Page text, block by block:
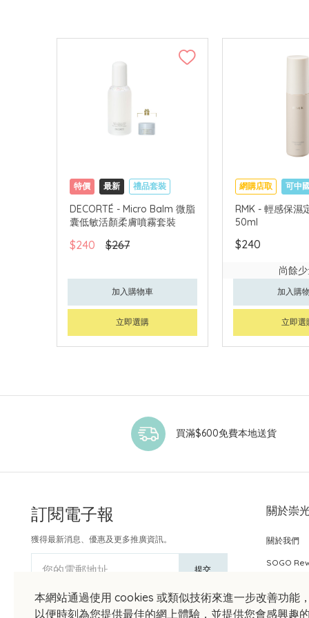
特價 最新
禮品套裝
網購店取
可中國內地配送
DECORTÉ - Micro Balm 微脂
囊低敏活顏柔膚噴霧套裝
$240 $267
加入購物車
立即選購
網購店取 可中
RMK - 輕感保濕
50ml
$240
尚餘
加入購
立即選
本網站通過使用 cookies 或類似技術來進一步改善功能
以便時刻為您提供最佳的網上體驗，並提供您會感興趣
買滿$600免費本地送貨
訂閱電子報
獲得最新消息、優惠及更多推廣資訊。
您的電郵地址 提交
關於崇
關於我們
SOGO